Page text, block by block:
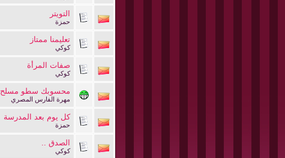
التويتر
حمزة
تعليمنا ممتاز
كوكي
صفات المرأة
كوكي
محسوبك سطو مسلح
مهرة الفارس المصري
كل يوم بعد المدرسة
حمزة
الصدق ..
كوكي